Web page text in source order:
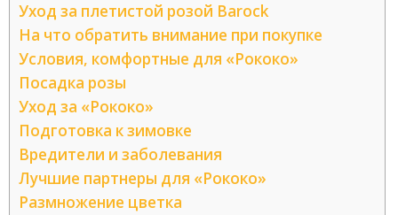
Уход за плетистой розой Barock
На что обратить внимание при покупке
Условия, комфортные для «Рококо»
Посадка розы
Уход за «Рококо»
Подготовка к зимовке
Вредители и заболевания
Лучшие партнеры для «Рококо»
Размножение цветка